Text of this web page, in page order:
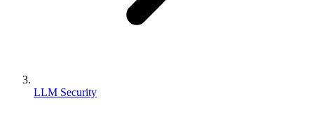
LLM Security